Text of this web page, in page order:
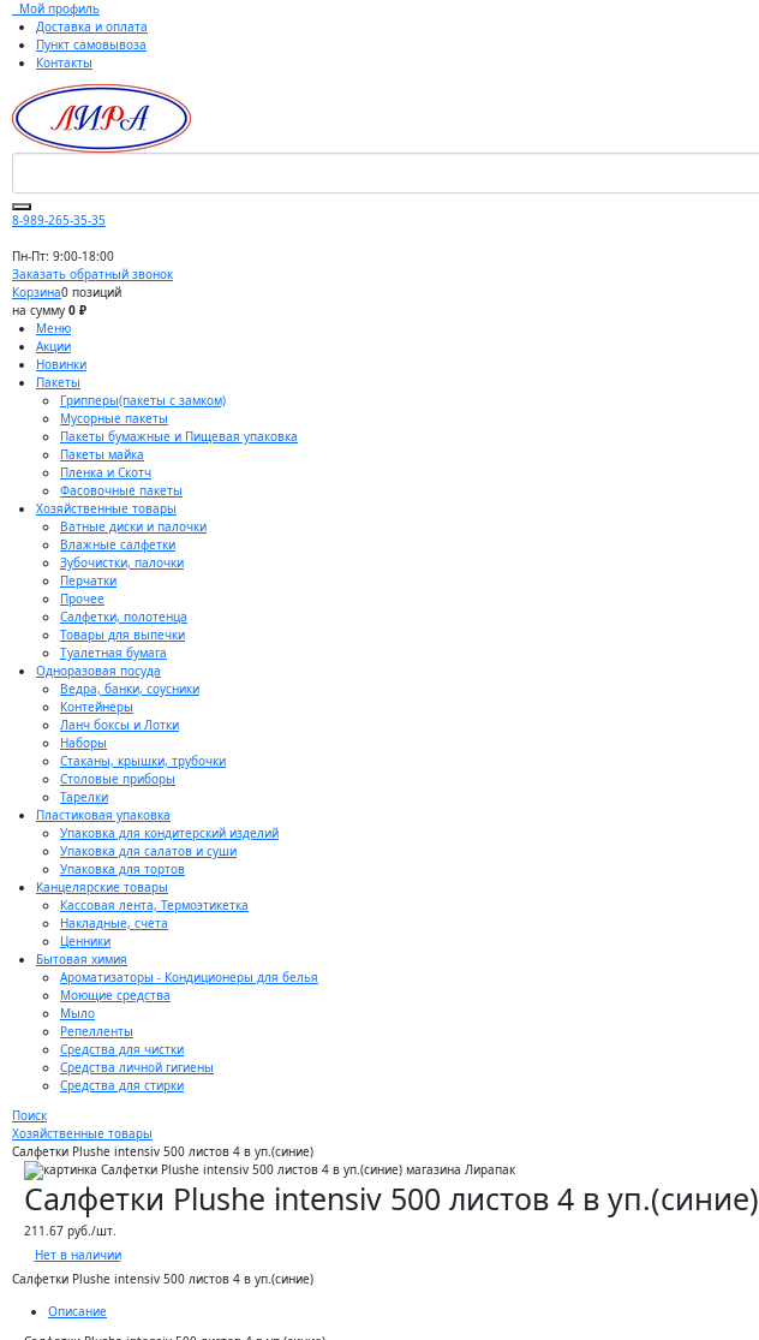
Мой профиль
Доставка и оплата
Пункт самовывоза
Контакты
8-989-265-35-35
Пн-Пт: 9:00-18:00
Заказать обратный звонок
Корзина0 позиций
на сумму 0 ₽
Меню
Акции
Новинки
Пакеты
Грипперы(пакеты с замком)
Мусорные пакеты
Пакеты бумажные и Пищевая упаковка
Пакеты майка
Пленка и Скотч
Фасовочные пакеты
Хозяйственные товары
Ватные диски и палочки
Влажные салфетки
Зубочистки, палочки
Перчатки
Прочее
Салфетки, полотенца
Товары для выпечки
Туалетная бумага
Одноразовая посуда
Ведра, банки, соусники
Контейнеры
Ланч боксы и Лотки
Наборы
Стаканы, крышки, трубочки
Столовые приборы
Тарелки
Пластиковая упаковка
Упаковка для кондитерский изделий
Упаковка для салатов и суши
Упаковка для тортов
Канцелярские товары
Кассовая лента, Термоэтикетка
Накладные, счета
Ценники
Бытовая химия
Ароматизаторы - Кондиционеры для белья
Моющие средства
Мыло
Репелленты
Средства для чистки
Средства личной гигиены
Средства для стирки
Поиск
Хозяйственные товары
Салфетки Plushe intensiv 500 листов 4 в уп.(синие)
Салфетки Plushe intensiv 500 листов 4 в уп.(синие)
211.67 руб./шт.
Нет в наличии
Салфетки Plushe intensiv 500 листов 4 в уп.(синие)
Описание